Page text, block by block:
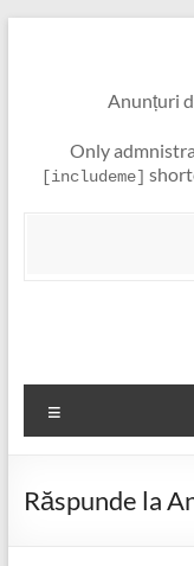
Anunțuri
Only
[includeme]
Răspunde la